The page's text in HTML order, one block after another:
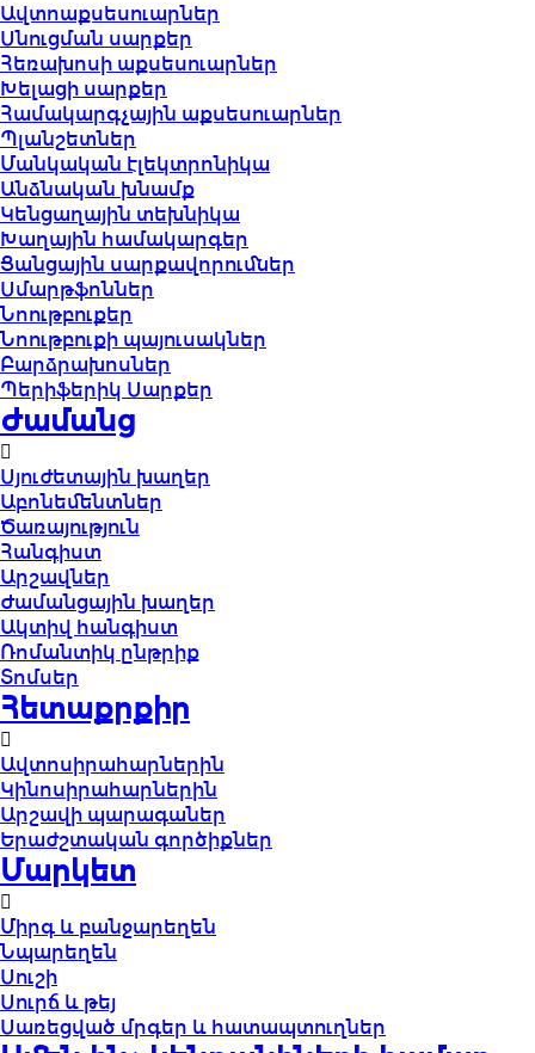
Ավտոաքսեսուարներ
Սնուցման սարքեր
Հեռախոսի աքսեսուարներ
Խելացի սարքեր
Համակարգչային աքսեսուարներ
Պլանշետներ
Մանկական էլեկտրոնիկա
Անձնական խնամք
Կենցաղային տեխնիկա
Խաղային համակարգեր
Ցանցային սարքավորումներ
Սմարթֆոններ
Նոութբուքեր
Նոութբուքի պայուսակներ
Բարձրախոսներ
Պերիֆերիկ Սարքեր
Ժամանց
Սյուժետային խաղեր
Աբոնեմենտներ
Ծառայություն
Հանգիստ
Արշավներ
Ժամանցային խաղեր
Ակտիվ հանգիստ
Ռոմանտիկ ընթրիք
Տոմսեր
Հետաքրքիր
Ավտոսիրահարներին
Կինոսիրահարներին
Արշավի պարագաներ
Երաժշտական գործիքներ
Մարկետ
Միրգ և բանջարեղեն
Նպարեղեն
Սուշի
Սուրճ և թեյ
Սառեցված մրգեր և հատապտուղներ